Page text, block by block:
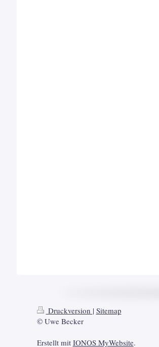
Druckversion | Sitemap
© Uwe Becker
Erstellt mit IONOS MyWebsite.